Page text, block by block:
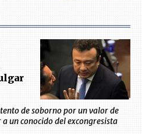
de soborno por un valor de
un conocido del excongresista